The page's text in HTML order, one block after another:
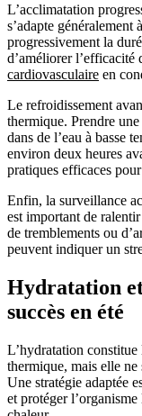
L’acclimatation
s’adapte
progressivement la
d’améliorer l’efficacité
cardiovasculaire en
Le refroidissement
thermique. Prendre
dans de l’eau à basse
environ deux heures
pratiques efficaces
Enfin, la surveillance
est important de
de tremblements ou
peuvent indiquer un
Hydratation
succès en été
L’hydratation constitue
thermique, mais elle ne
Une stratégie adaptée
et protéger l’organisme